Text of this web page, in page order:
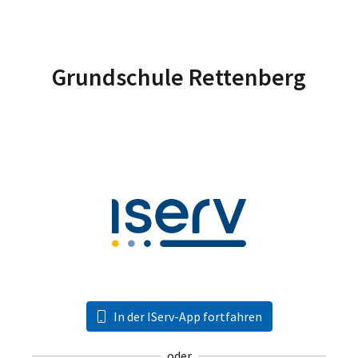
Grundschule Rettenberg
In der IServ-App fortfahren